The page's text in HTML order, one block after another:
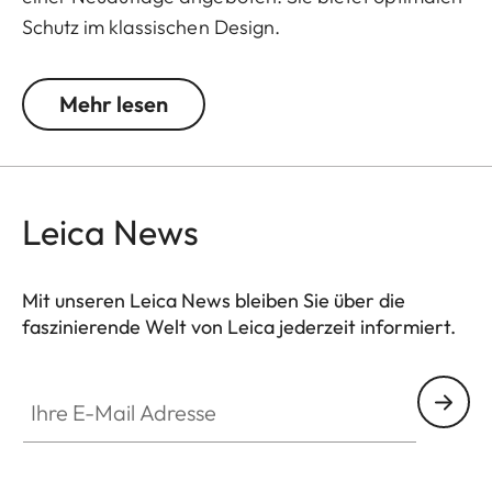
Schutz im klassischen Design.
Die Objektiv-Büchse passt für folgende M-
Objektive aus dem aktuellen Portfolio:
TRI-ELMAR-M 1:4/16-18-21 ASPH. (11626)
SUPER-ELMAR-M 1:3.4/21 ASPH. (11145)
ELMARIT-M 1:2.8/28 ASPH. (11677)
SUMMARON-M 1:5.6/28, (11695)
Mehr lesen
Leica News
Mit unseren Leica News bleiben Sie über die
faszinierende Welt von Leica jederzeit informiert.